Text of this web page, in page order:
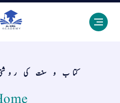
اک
کتاب و سنت کی